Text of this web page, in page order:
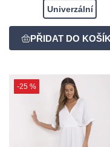
Univerzální
-25 %